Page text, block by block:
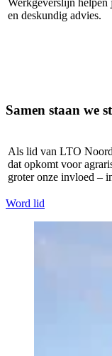
en deskundig advies.
Samen staan we
Als lid van LTO
dat opkomt voor
groter onze invloed –
Word lid